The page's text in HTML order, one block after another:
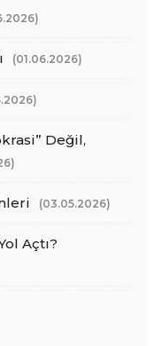
(01.06.2026)
Değil,
(03.05.2026)
Açtı?